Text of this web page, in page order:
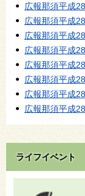
広報那須平成
広報那須平成
広報那須平成
広報那須平成
広報那須平成
広報那須平成
広報那須平成
広報那須平成
ライフイベント